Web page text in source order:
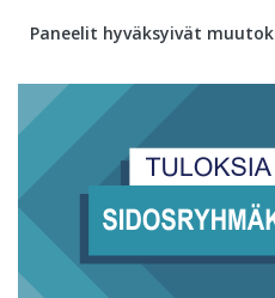
Paneelit hyväksyivät